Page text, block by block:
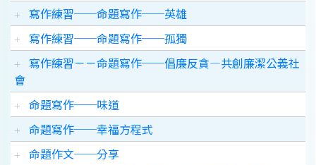
寫作練習──命題寫作──英雄
寫作練習──命題寫作──孤獨
寫作練習－－命題寫作──倡廉反貪—共創廉潔公義社
會
命題寫作──味道
命題寫作──幸福方程式
命題作文──分享